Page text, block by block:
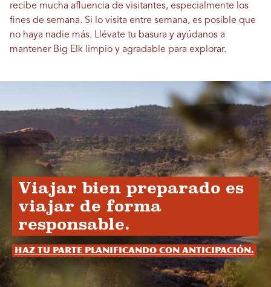
recibe mucha afluencia de visitantes, especialmente los
fines de semana. Si lo visita entre semana, es posible que
no haya nadie más. Llévate tu basura y ayúdanos a
mantener Big Elk limpio y agradable para explorar.
Viajar bien preparado es
viajar de forma
responsable.
Haz tu parte planificando con anticipación.